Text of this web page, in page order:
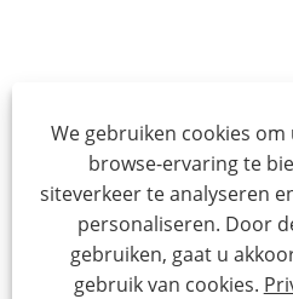
We gebruiken cookies
browse-ervaring te
siteverkeer te analyseren
personaliseren. Door
gebruiken, gaat u
gebruik van cookies.